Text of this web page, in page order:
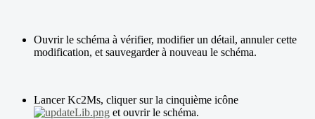
Ouvrir le schéma à vérifier, modifier un détail, annuler cette
modification, et sauvegarder à nouveau le schéma.
Lancer Kc2Ms, cliquer sur la cinquième icône
et ouvrir le schéma.